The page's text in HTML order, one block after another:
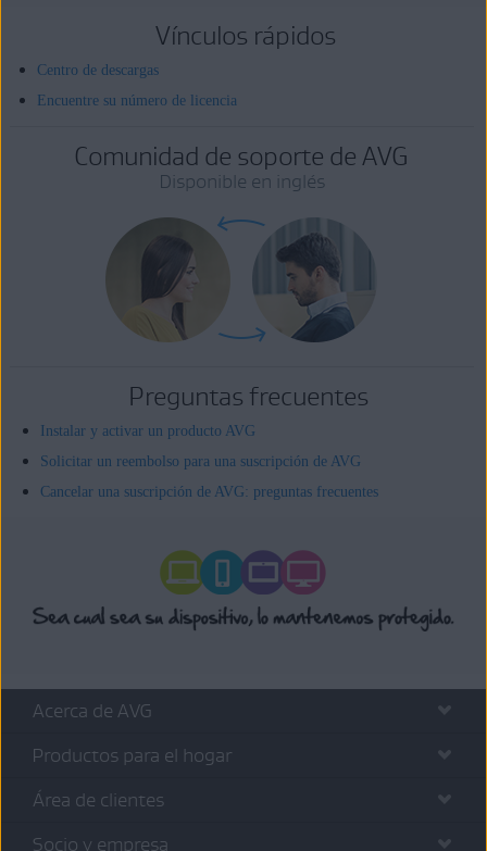
Vínculos rápidos
Centro de descargas
Encuentre su número de licencia
Comunidad de soporte de AVG
Disponible en inglés
Preguntas frecuentes
Instalar y activar un producto AVG
Solicitar un reembolso para una suscripción de AVG
Cancelar una suscripción de AVG: preguntas frecuentes
Acerca de AVG
Productos para el hogar
Área de clientes
Socio y empresa